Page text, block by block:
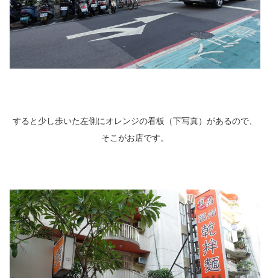
すると少し歩いた左側にオレンジの看板（下写真）があるので、
そこがお店です。